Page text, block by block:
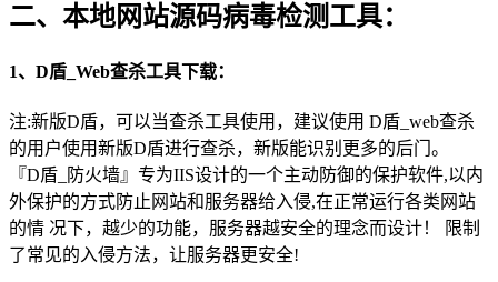
二、本地网站源码病毒检测工具：
1、D盾_Web查杀工具下载：
注:新版D盾，可以当查杀工具使用，建议使用 D盾_web查杀
的用户使用新版D盾进行查杀，新版能识别更多的后门。
『D盾_防火墙』专为IIS设计的一个主动防御的保护软件,以内
外保护的方式防止网站和服务器给入侵,在正常运行各类网站
的情 况下，越少的功能，服务器越安全的理念而设计！ 限制
了常见的入侵方法，让服务器更安全!